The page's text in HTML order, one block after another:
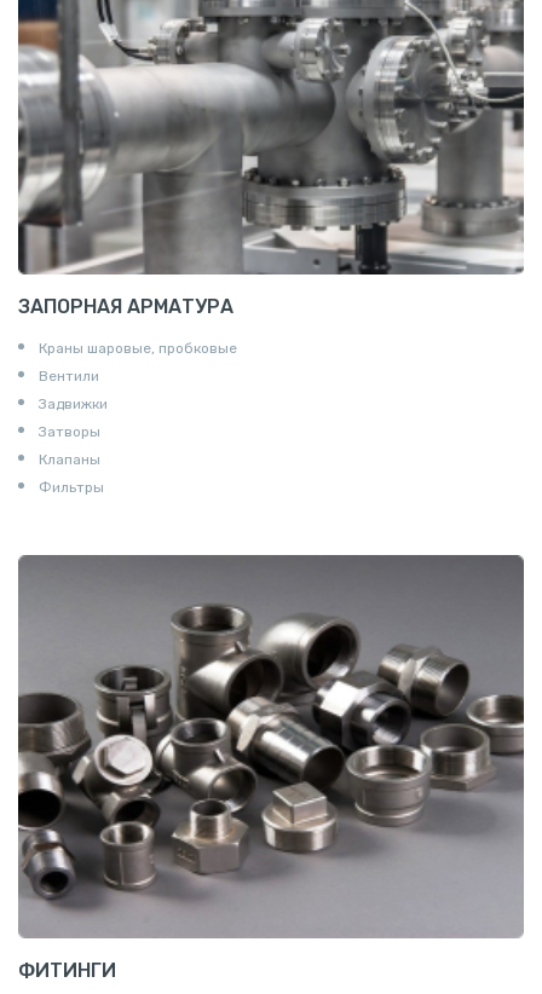
Пруток квадратный алюминиевый
Полоса алюминиевая
Пруток шестигранный алюминиевый
ЗАПОРНАЯ АРМАТУРА
Краны шаровые, пробковые
Вентили
Задвижки
Затворы
Клапаны
Фильтры
ФИТИНГИ